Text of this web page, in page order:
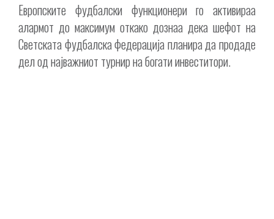
Европските фудбалски функционери го активираа
алармот до максимум откако дознаа дека шефот на
Светската фудбалска федерација планира да продаде
дел од најважниот турнир на богати инвеститори.